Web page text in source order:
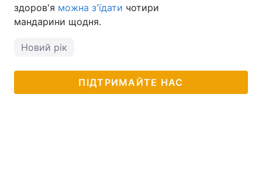
здоров'я можна з'їдати чотири
мандарини щодня.
Новий рік
ПІДТРИМАЙТЕ НАС